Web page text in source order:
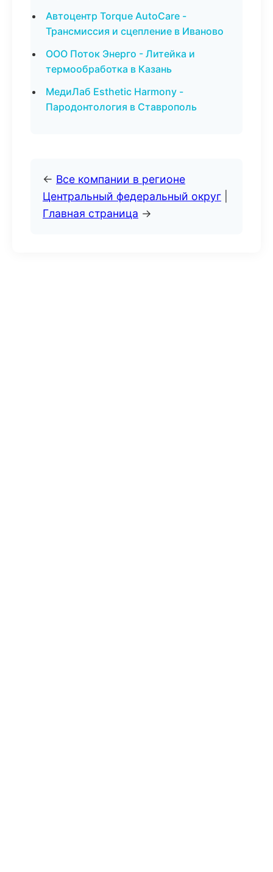
Автоцентр Torque AutoCare -
Трансмиссия и сцепление в Иваново
ООО Поток Энерго - Литейка и
термообработка в Казань
МедиЛаб Esthetic Harmony -
Пародонтология в Ставрополь
← Все компании в регионе
Центральный федеральный округ
Главная страница →